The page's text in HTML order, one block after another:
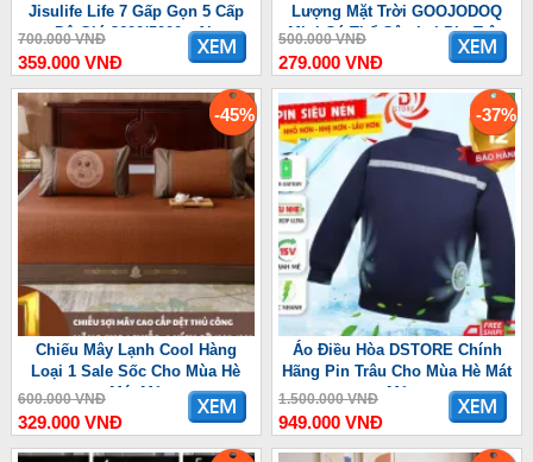
Jisulife Life 7 Gấp Gọn 5 Cấp
Độ Gió 3600/5000mAh
700.000 VNĐ
359.000 VNĐ
Lượng Mặt Trời GOOJODOQ
Mini Có Thể Gập Lại Pin Trâu
3600 mAh
500.000 VNĐ
279.000 VNĐ
-45%
Chiếu Mây Lạnh Cool Hàng
Loại 1 Sale Sốc Cho Mùa Hè
Mát Mẻ
600.000 VNĐ
329.000 VNĐ
-37%
Áo Điều Hòa DSTORE Chính
Hãng Pin Trâu Cho Mùa Hè Mát
Mẻ
1.500.000 VNĐ
949.000 VNĐ